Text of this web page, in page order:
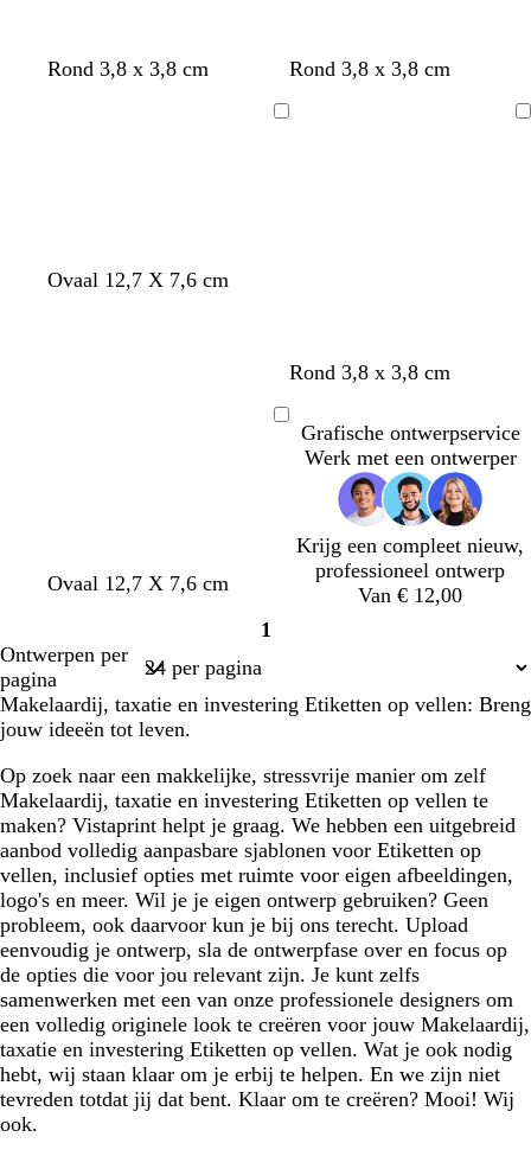
b
b
g
Rond 3,8 x 3,8 cm
r
o
d
n
Rond 3,8 x 3,8 cm
Ovaal 12,7 X 7,6 cm
Rond 3,8 x 3,8 cm
Ovaal 12,7 X 7,6 cm
Grafische ontwerpservice
Werk met een ontwerper
Krijg een compleet nieuw,
professioneel ontwerp
Van € 12,00
Pagina
1
Ontwerpen per
pagina
Makelaardij, taxatie en investering Etiketten op vellen: Breng
jouw ideeën tot leven.
Op zoek naar een makkelijke, stressvrije manier om zelf
Makelaardij, taxatie en investering Etiketten op vellen te
maken? Vistaprint helpt je graag. We hebben een uitgebreid
aanbod volledig aanpasbare sjablonen voor Etiketten op
vellen, inclusief opties met ruimte voor eigen afbeeldingen,
logo's en meer. Wil je je eigen ontwerp gebruiken? Geen
probleem, ook daarvoor kun je bij ons terecht. Upload
eenvoudig je ontwerp, sla de ontwerpfase over en focus op
de opties die voor jou relevant zijn. Je kunt zelfs
samenwerken met een van onze professionele designers om
een volledig originele look te creëren voor jouw Makelaardij,
taxatie en investering Etiketten op vellen. Wat je ook nodig
hebt, wij staan klaar om je erbij te helpen. En we zijn niet
tevreden totdat jij dat bent. Klaar om te creëren? Mooi! Wij
ook.